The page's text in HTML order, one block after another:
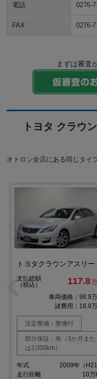
電話 0276-
FAX 0276-
まずは審査
トヨタ クラウ
オトロン全店にある同じタイ
トヨ
支払総額
（税込）
117.8
車両価格：98.9
諸費用：18.9
法定整備：整備付
部分保証：有（3か月また
は3,000km）
年式
2009年（H21
走行距離
10万